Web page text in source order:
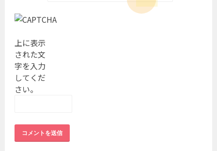
上に表示
された文
字を入力
してくだ
さい。